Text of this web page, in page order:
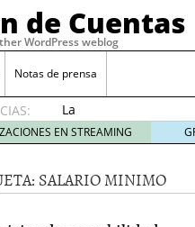
de Cuentas
WordPress weblog
Notas de prensa
La
elección
del
seguro
es tuya
EN STREAMING
SALARIO MINIMO